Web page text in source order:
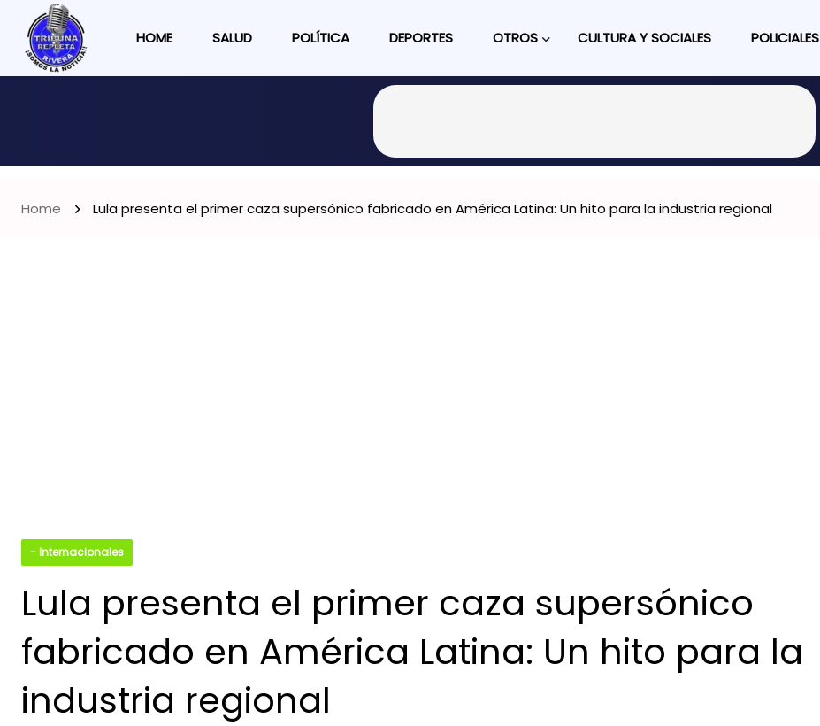
HOME SALUD POLÍTICA DEPORTES OTROS CULTURA Y SOCIALES POLICIALES
Home Lula presenta el primer caza supersónico fabricado en América Latina: Un hito para la industria regional
- Internacionales
Lula presenta el primer caza supersónico
fabricado en América Latina: Un hito para la
industria regional